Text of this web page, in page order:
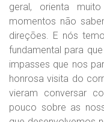
geral, orienta
momentos não
direções. E nós
fundamental para
impasses que nos
honrosa visita do
vieram conversar
pouco sobre as